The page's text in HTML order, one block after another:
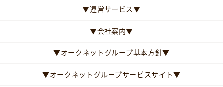
▼運営サービス▼
▼会社案内▼
▼オークネットグループ基本方針▼
▼オークネットグループサービスサイト▼